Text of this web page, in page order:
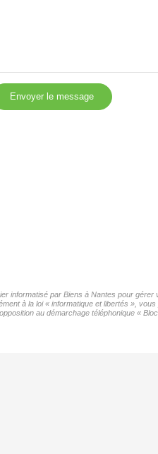
Envoyer le message
informatisé par Biens à Nantes pour
à la loi « informatique et libertés »,
au démarchage téléphonique «